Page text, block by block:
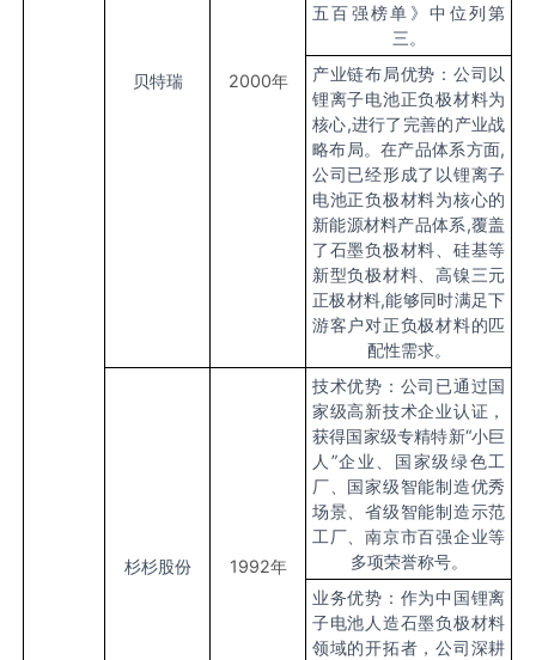
贝特瑞 2000年
五百强榜单》中位列第
三。
产业链布局优势：公司以
锂离子电池正负极材料为
核心,进行了完善的产业战
略布局。在产品体系方面,
公司已经形成了以锂离子
电池正负极材料为核心的
新能源材料产品体系,覆盖
了石墨负极材料、硅基等
新型负极材料、高镍三元
正极材料,能够同时满足下
游客户对正负极材料的匹
配性需求。
杉杉股份 1992年
技术优势：公司已通过国
家级高新技术企业认证，
获得国家级专精特新“小巨
人”企业、国家级绿色工
厂、国家级智能制造优秀
场景、省级智能制造示范
工厂、南京市百强企业等
多项荣誉称号。
业务优势：作为中国锂离
子电池人造石墨负极材料
领域的开拓者，公司深耕